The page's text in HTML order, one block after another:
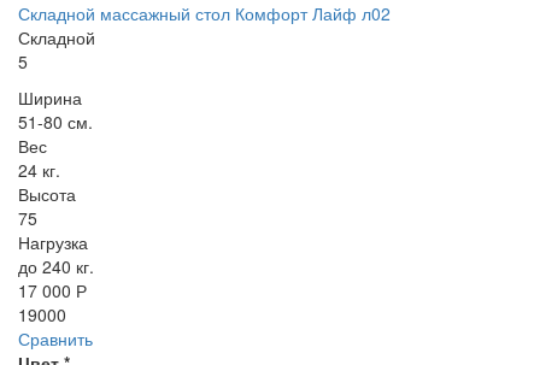
Складной массажный стол Комфорт Лайф л02
Складной
5
Ширина
51-80 см.
Вес
24 кг.
Высота
75
Нагрузка
до 240 кг.
17 000 Р
19000
Сравнить